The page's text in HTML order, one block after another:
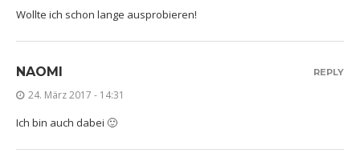
Wollte ich schon lange ausprobieren!
NAOMI
24. März 2017 - 14:31
Ich bin auch dabei 🙂
REPLY